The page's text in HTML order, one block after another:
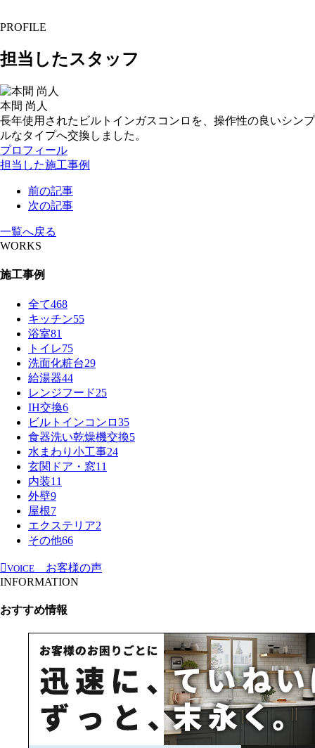
PROFILE
担当したスタッフ
本間 尚人
長年使用されたビルトインガスコンロを、操作性の良いシンプ
ルなタイプへ交換しました。
プロフィール
担当した施工事例
前の記事
次の記事
一覧へ戻る
WORKS
施工事例
全て468
キッチン55
浴室81
トイレ75
洗面化粧台29
給湯器44
レンジフード25
IH交換6
ビルトインコンロ35
食器洗い乾燥機交換5
水まわり小工事24
玄関ドア・窓11
内装11
外壁9
屋根7
エクステリア2
その他66
VOICE
お客様の声
INFORMATION
おすすめ情報